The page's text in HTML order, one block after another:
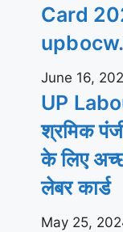
Card
June 16,
UP
श्रमिक
के लिए
लेबर कार्ड
May 25,